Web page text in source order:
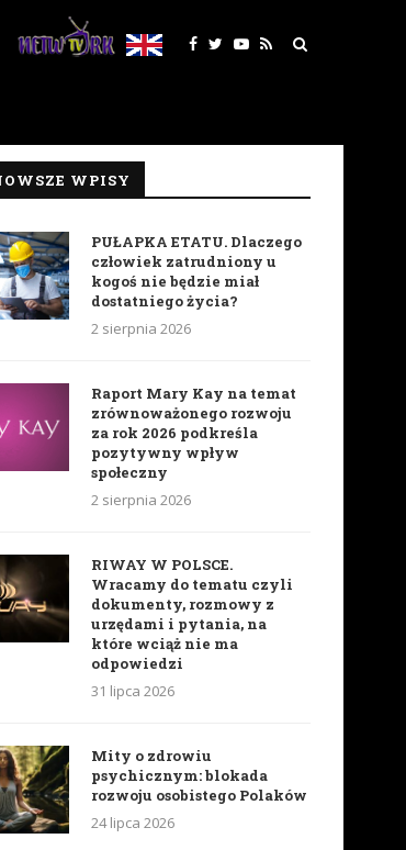
WPISY
PUŁAPKA ETATU. Dlaczego
człowiek zatrudniony u
kogoś nie będzie miał
dostatniego życia?
2 sierpnia 2026
Raport Mary Kay na temat
zrównoważonego rozwoju
za rok 2026 podkreśla
pozytywny wpływ
społeczny
2 sierpnia 2026
RIWAY W POLSCE.
Wracamy do tematu czyli
dokumenty, rozmowy z
urzędami i pytania, na
które wciąż nie ma
odpowiedzi
31 lipca 2026
Mity o zdrowiu
psychicznym: blokada
rozwoju osobistego Polaków
24 lipca 2026